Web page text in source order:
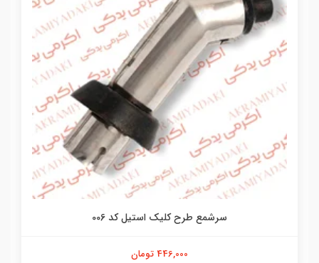
سرشمع طرح کلیک استیل کد 006
446,000 تومان